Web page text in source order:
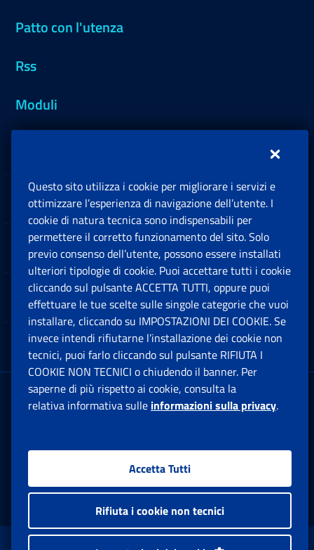
Patto con l'utenza
Rss
Moduli
Sedi e Contatti
Software
Note Legali
App mobile
Sede Legale : Via Ciro il Grande, 21
00144 Roma
Facebook: Apre una nuova finestra
Twitter: Apre una nuova finestra
Whatsapp: Apre una nuova
Youtube: Apre una
Instagram:
Questo sito utilizza i cookie per migliorare i servizi e
ottimizzare l’esperienza di navigazione dell’utente. I
cookie di natura tecnica sono indispensabili per
permettere il corretto funzionamento del sito. Solo
previo consenso dell’utente, possono essere installati
ulteriori tipologie di cookie. Puoi accettare tutti i cookie
cliccando sul pulsante ACCETTA TUTTI, oppure puoi
effettuare le tue scelte sulle singole categorie che vuoi
installare, cliccando su IMPOSTAZIONI DEI COOKIE. Se
invece intendi rifiutarne l’installazione dei cookie non
tecnici, puoi farlo cliccando sul pulsante RIFIUTA I
COOKIE NON TECNICI o chiudendo il banner. Per
saperne di più rispetto ai cookie, consulta la
relativa informativa sulle informazioni sulla privacy.
Accetta Tutti
Rifiuta i cookie non tecnici